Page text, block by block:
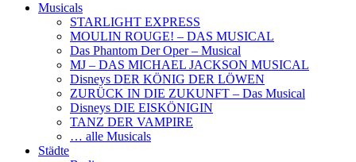
Musicals
STARLIGHT EXPRESS
MOULIN ROUGE! – DAS MUSICAL
Das Phantom Der Oper – Musical
MJ – DAS MICHAEL JACKSON MUSICAL
Disneys DER KÖNIG DER LÖWEN
ZURÜCK IN DIE ZUKUNFT – Das Musical
Disneys DIE EISKÖNIGIN
TANZ DER VAMPIRE
… alle Musicals
Städte